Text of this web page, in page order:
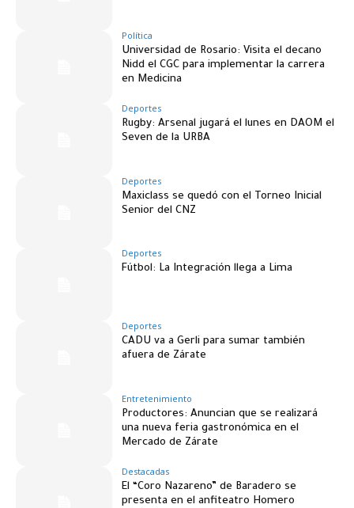
Política
Universidad de Rosario: Visita el decano
Nidd el CGC para implementar la carrera
en Medicina
Deportes
Rugby: Arsenal jugará el lunes en DAOM el
Seven de la URBA
Deportes
Maxiclass se quedó con el Torneo Inicial
Senior del CNZ
Deportes
Fútbol: La Integración llega a Lima
Deportes
CADU va a Gerli para sumar también
afuera de Zárate
Entretenimiento
Productores: Anuncian que se realizará
una nueva feria gastronómica en el
Mercado de Zárate
Destacadas
El “Coro Nazareno” de Baradero se
presenta en el anfiteatro Homero